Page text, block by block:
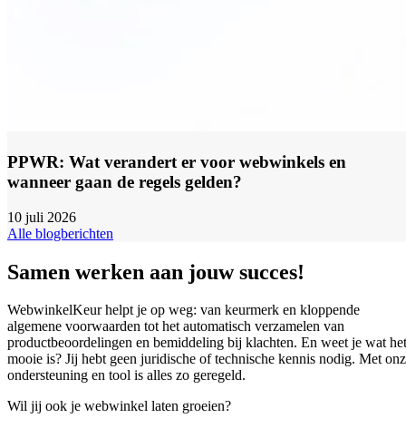
PPWR: Wat verandert er voor webwinkels en
wanneer gaan de regels gelden?
10 juli 2026
Alle blogberichten
Samen werken aan jouw succes!
WebwinkelKeur helpt je op weg: van keurmerk en kloppende
algemene voorwaarden tot het automatisch verzamelen van
productbeoordelingen en bemiddeling bij klachten. En weet je wat het
mooie is? Jij hebt geen juridische of technische kennis nodig. Met
ondersteuning en tool is alles zo geregeld.
Wil jij ook je webwinkel laten groeien?